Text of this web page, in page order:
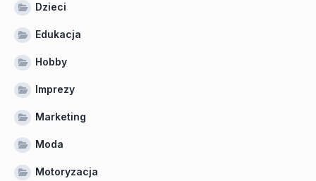
Dzieci
Edukacja
Hobby
Imprezy
Marketing
Moda
Motoryzacja